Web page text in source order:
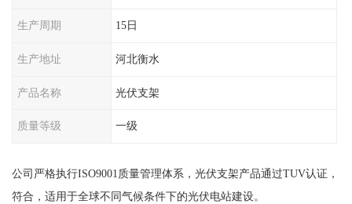
生产周期 15日
生产地址 河北衡水
产品名称 光伏支架
质量等级 一级
公司严格执行ISO9001质量管理体系，光伏支架产品通过TUV认证，
符合，适用于全球不同气候条件下的光伏电站建设。